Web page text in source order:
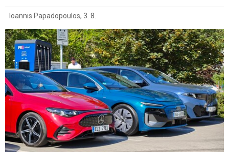
Ioannis Papadopoulos, 3. 8.